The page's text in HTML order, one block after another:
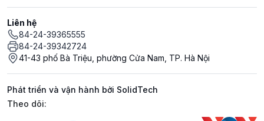
Liên hệ
84-24-39365555
84-24-39342724
41-43 phố Bà Triệu, phường Cửa Nam, TP. Hà Nội
Phát triển và vận hành bởi SolidTech
Mạng xã hội
Theo dõi: